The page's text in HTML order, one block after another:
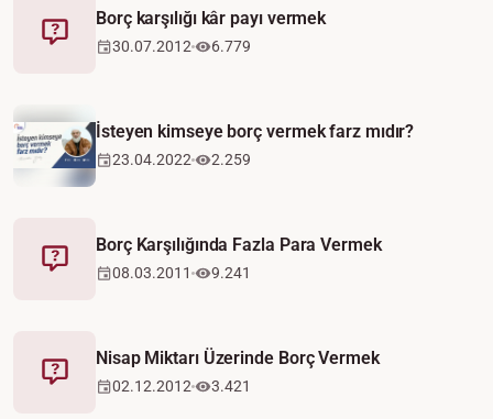
Fetva
Borç karşılığı kâr payı vermek
30.07.2012 6.779
İsteyen kimseye borç vermek farz mıdır?
23.04.2022 2.259
Fetva
Borç Karşılığında Fazla Para Vermek
08.03.2011 9.241
Fetva
Nisap Miktarı Üzerinde Borç Vermek
02.12.2012 3.421